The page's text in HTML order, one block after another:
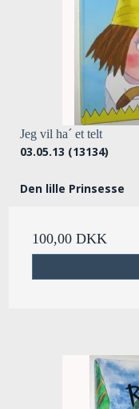
Jeg vil ha´ et telt
03.05.13 (13134)
Den lille Prinsesse
100,00 DKK